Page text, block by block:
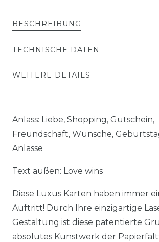
BESCHREIBUNG
TECHNISCHE DATEN
WEITERE DETAILS
Anlass: Liebe, Shopping, Gutschein,
Freundschaft, Wünsche,
Anlässe
Text außen: Love wins
Diese Luxus Karten haben immer
Auftritt! Durch Ihre einzigartige
Gestaltung ist diese patentierte
absolutes Kunstwerk der